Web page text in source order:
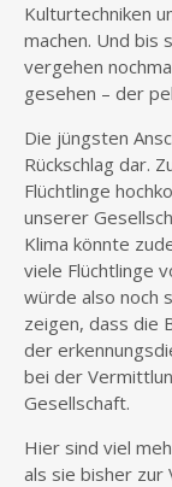
Kulturtechniken
machen. Und bis
vergehen
gesehen – der
Die jüngsten
Rückschlag dar.
Flüchtlinge
unserer
Klima könnte
viele Flüchtlinge
würde also noch
zeigen, dass die
der
bei der
Gesellschaft.
Hier sind viel
als sie bisher